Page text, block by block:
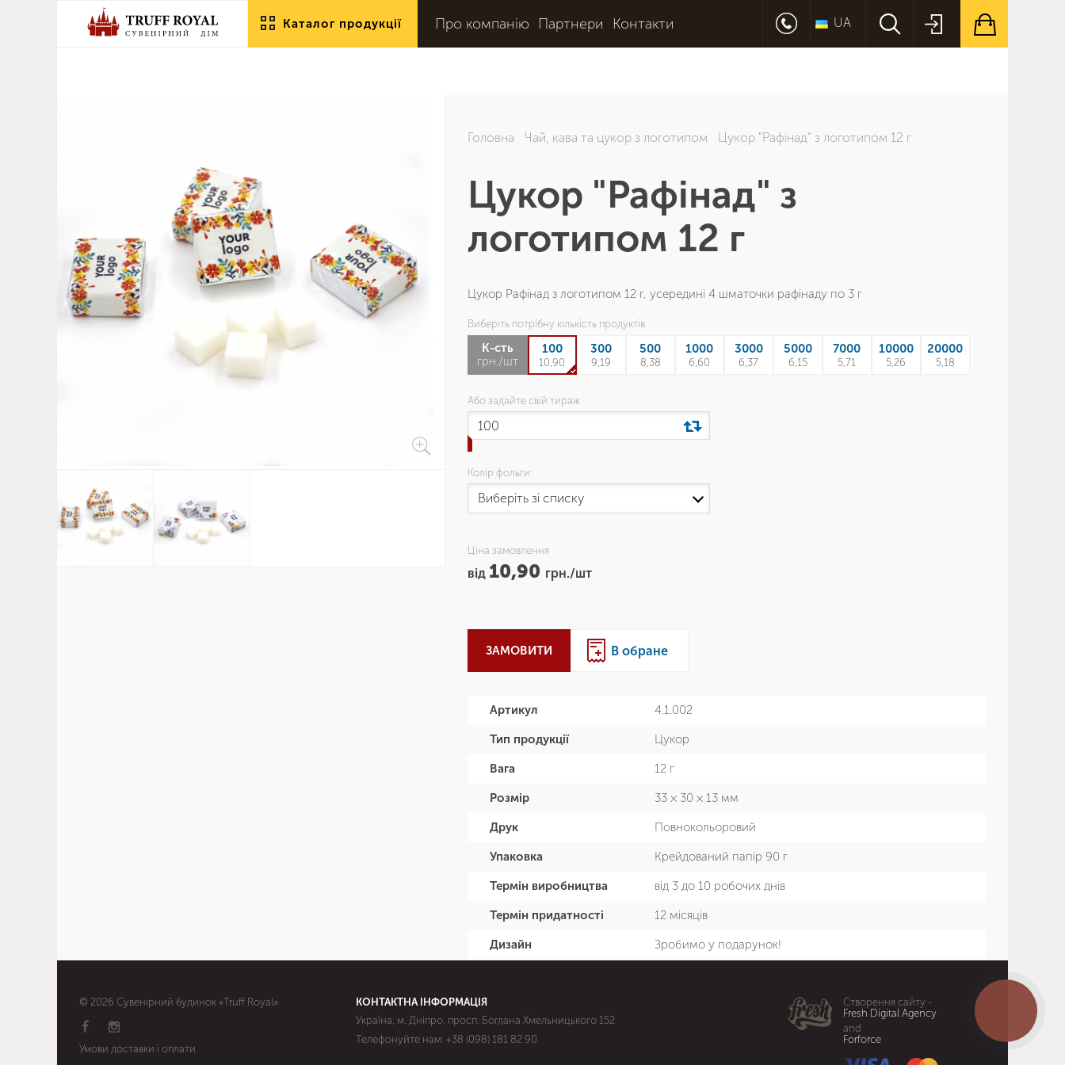
Каталог продукції Про компанію Партнери Контакти UA
Головна Чай, кава та цукор з логотипом Цукор "Рафінад" з логотипом 12 г
Цукор "Рафінад" з
логотипом 12 г
Цукор Рафінад з логотипом 12 г, усередині 4 шматочки рафінаду по 3 г
Виберіть потрібну кількість продуктів
К-сть
грн./шт
100
10,90
300
9,19
500
8,38
1000
6,60
3000
6,37
5000
6,15
7000
5,71
10000
5,26
20000
5,18
Або задайте свій тираж
Колір фольги:
Ціна замовлення
від 10,90 грн./шт
ЗАМОВИТИ В обране
Артикул 4.1.002
Тип продукції Цукор
Вага 12 г
Розмір 33 × 30 × 13 мм
Друк Повнокольоровий
Упаковка Крейдований папір 90 г
Термін виробництва від 3 до 10 робочих днів
Термін придатності 12 місяців
Дизайн Зробимо у подарунок!
КОНТАКТНА ІНФОРМАЦІЯ
Україна, м. Дніпро, просп. Богдана Хмельницького 152
Телефонуйте нам: +38 (098) 181 82 90
© 2026 Сувенірний будинок «Truff Royal»
Умови доставки і оплати
Створення сайту -
Fresh Digital Agency
and
Forforce